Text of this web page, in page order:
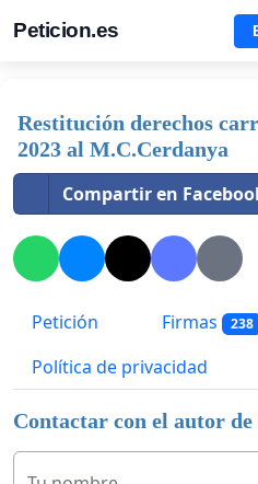
Peticion.es
Restitución derechos
2023 al M.C.Cerdanya
Compartir en
Petición Firmas 238
Política de privacidad
Contactar con el autor